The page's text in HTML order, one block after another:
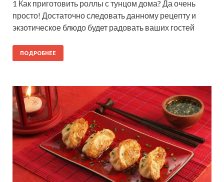
1 Как приготовить роллы с тунцом дома? Да очень
просто! Достаточно следовать данному рецепту и
экзотическое блюдо будет радовать ваших гостей
ПОДРОБНЕЕ